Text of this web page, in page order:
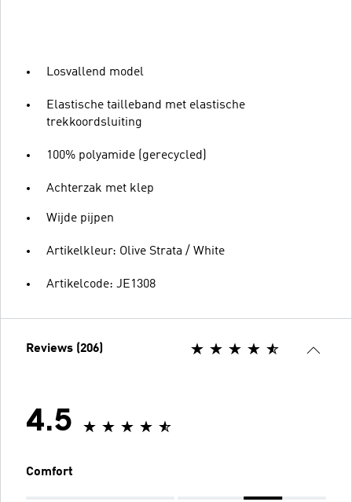
Losvallend model
Elastische tailleband met elastische
trekkoordsluiting
100% polyamide (gerecycled)
Achterzak met klep
Wijde pijpen
Artikelkleur: Olive Strata / White
Artikelcode: JE1308
Reviews (206)
4.5
Comfort